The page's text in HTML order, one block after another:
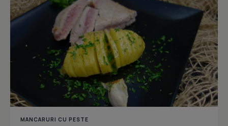
MANCARURI CU PESTE